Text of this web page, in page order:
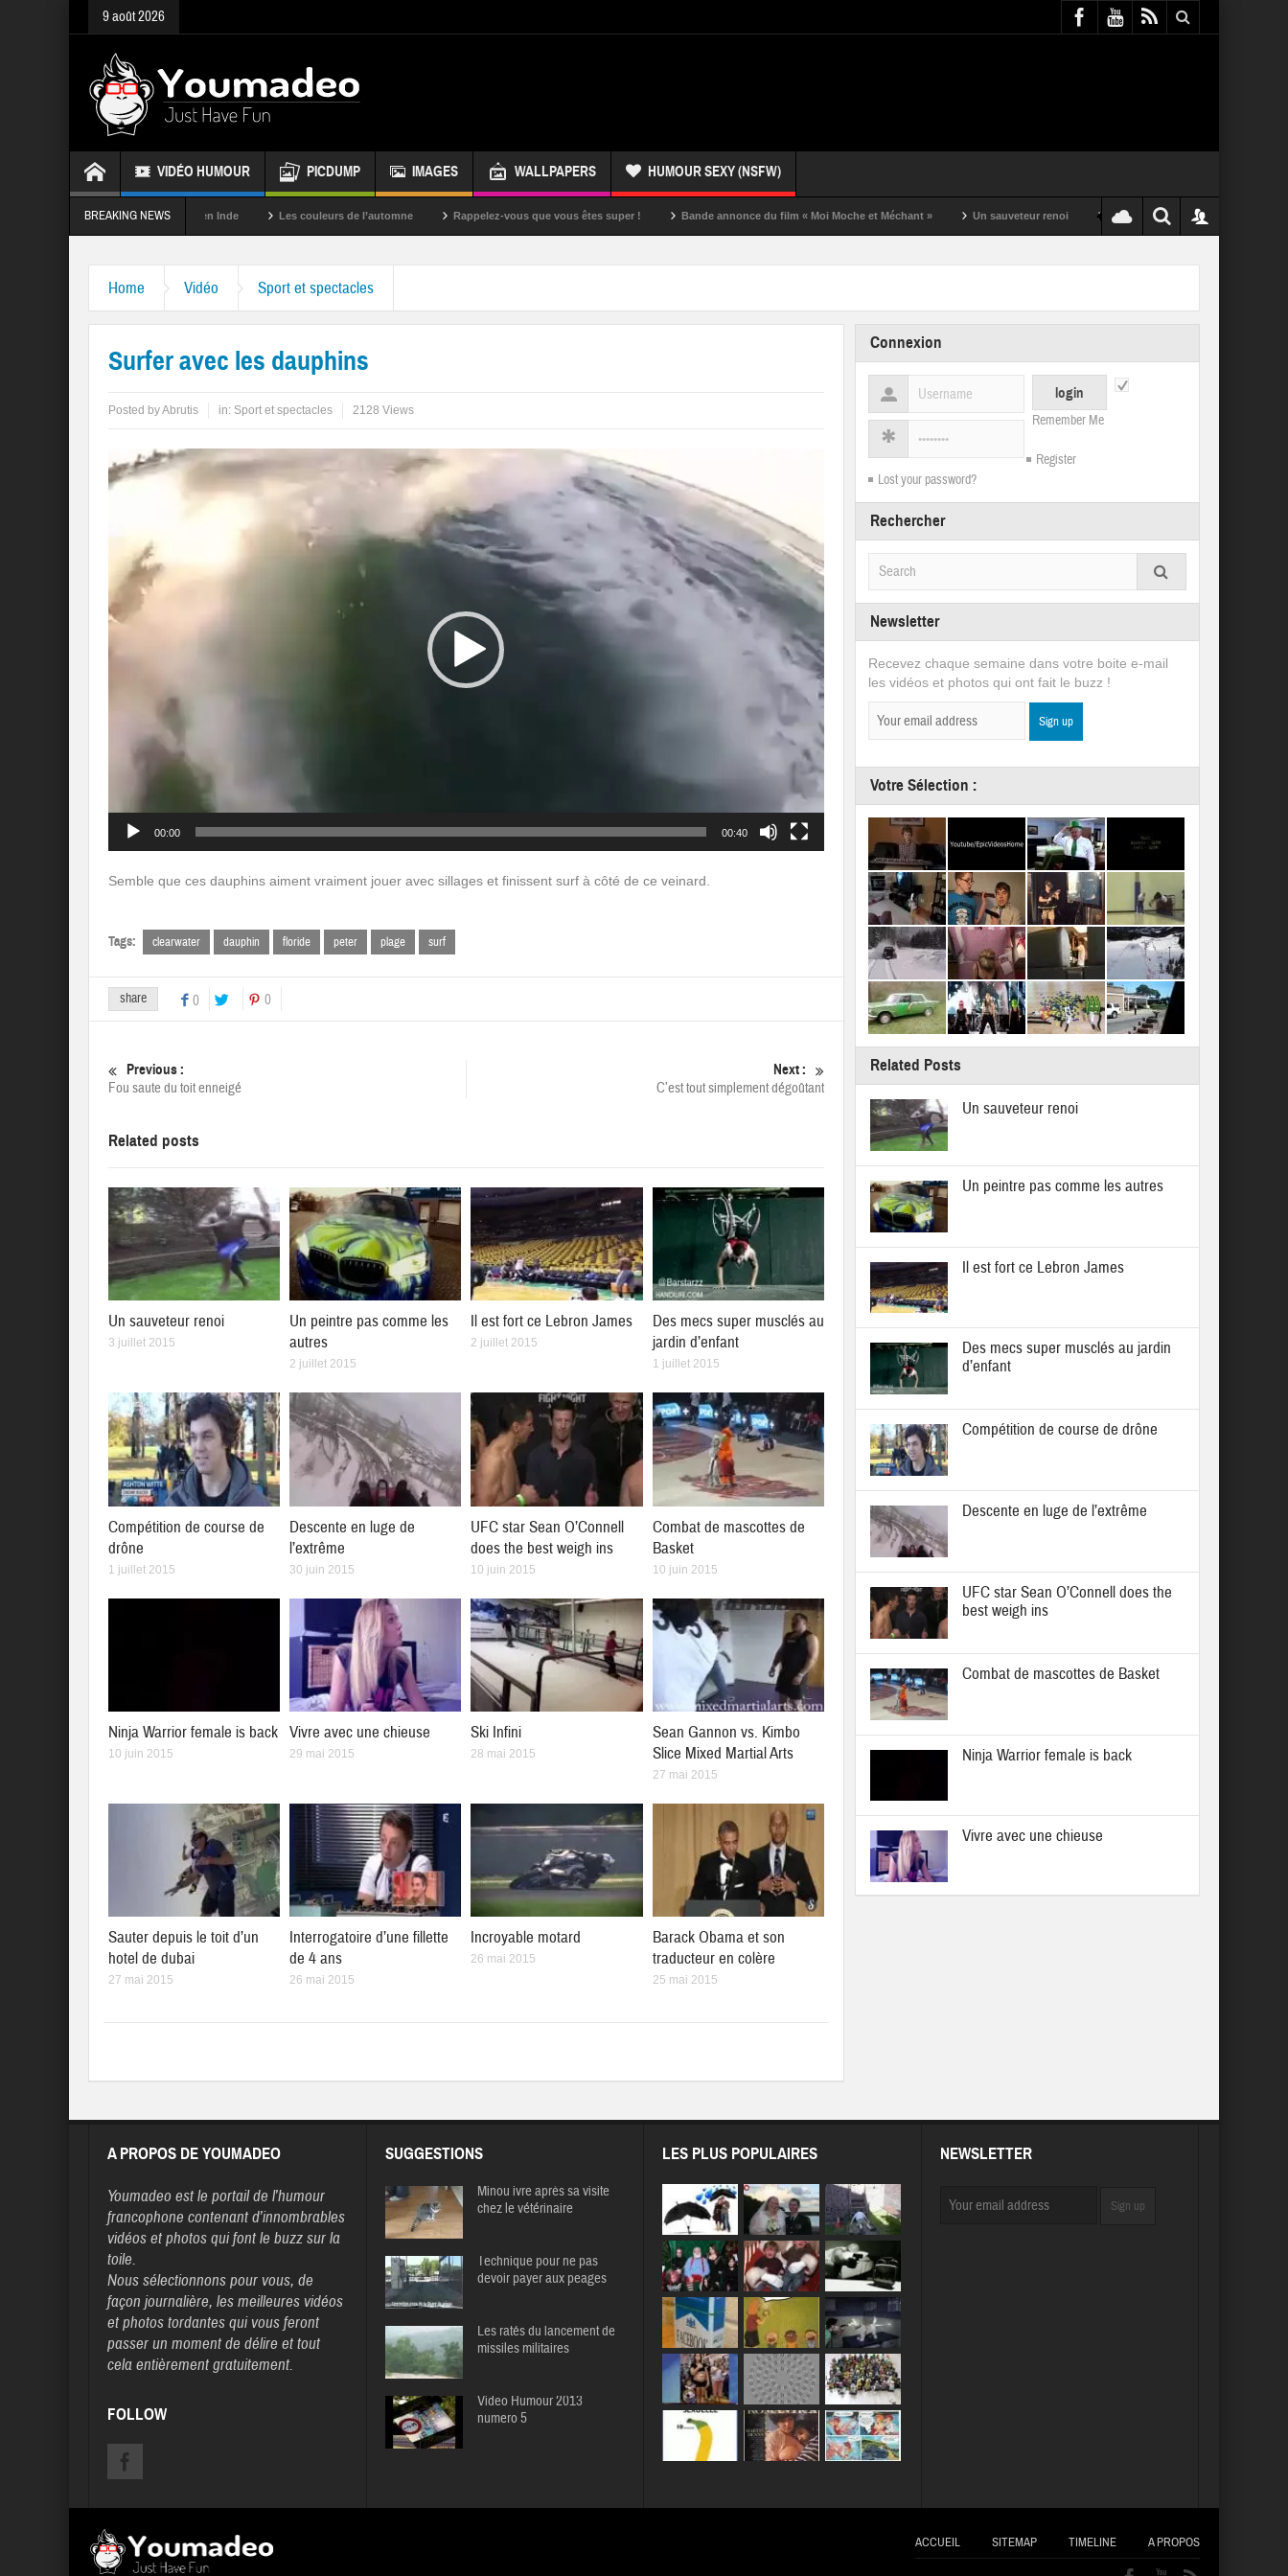
9 août 2026
VIDÉO HUMOUR PICDUMP IMAGES WALLPAPERS HUMOUR SEXY (NSFW)
BREAKING NEWS
La fête des couleurs en Inde Les couleurs de l’automne Rappelez-vous que vous êtes super ! Bande annonce du film « Moi Moche et Méchant » Un sauveteur renoi Un puching ball pas comme les autres
Home Vidéo Sport et spectacles
Surfer avec les dauphins
Posted byAbrutis in: Sport et spectacles 2128 Views
Lecteur
vidéo
00:00 00:40
Semble que ces dauphins aiment vraiment jouer avec sillages et finissent surf à côté de ce veinard.
Tags: clearwater dauphin floride peter plage surf
share 0 0
Previous :
Fou saute du toit enneigé
Next :
C’est tout simplement dégoûtant
Related posts
Un sauveteur renoi
3 juillet 2015
Un peintre pas comme les
autres
2 juillet 2015
Il est fort ce Lebron James
2 juillet 2015
Des mecs super musclés au
jardin d’enfant
1 juillet 2015
Compétition de course de
drône
1 juillet 2015
Descente en luge de
l’extrême
30 juin 2015
UFC star Sean O’Connell
does the best weigh ins
10 juin 2015
Combat de mascottes de
Basket
10 juin 2015
Ninja Warrior female is back
10 juin 2015
Vivre avec une chieuse
29 mai 2015
Ski Infini
28 mai 2015
Sean Gannon vs. Kimbo
Slice Mixed Martial Arts
27 mai 2015
Sauter depuis le toit d’un
hotel de dubai
27 mai 2015
Interrogatoire d’une fillette
de 4 ans
26 mai 2015
Incroyable motard
26 mai 2015
Barack Obama et son
traducteur en colère
25 mai 2015
Connexion
Remember Me
Register
Lost your password?
Rechercher
Newsletter
Recevez chaque semaine dans votre boite e-mail
les vidéos et photos qui ont fait le buzz !
Votre Sélection :
Related Posts
Un sauveteur renoi
Un peintre pas comme les autres
Il est fort ce Lebron James
Des mecs super musclés au jardin
d’enfant
Compétition de course de drône
Descente en luge de l’extrême
UFC star Sean O’Connell does the
best weigh ins
Combat de mascottes de Basket
Ninja Warrior female is back
Vivre avec une chieuse
A PROPOS DE YOUMADEO
Youmadeo est le portail de l’humour
francophone contenant d’innombrables
vidéos et photos qui font le buzz sur la
toile.
Nous sélectionnons pour vous, de
façon journalière, les meilleures vidéos
et photos tordantes qui vous feront
passer un moment de délire et tout
cela entièrement gratuitement.
FOLLOW
SUGGESTIONS
Minou ivre après sa visite
chez le vétérinaire
Technique pour ne pas
devoir payer aux peages
Les ratés du lancement de
missiles militaires
Video Humour 2013
numero 5
LES PLUS POPULAIRES NEWSLETTER
ACCUEIL SITEMAP TIMELINE A PROPOS